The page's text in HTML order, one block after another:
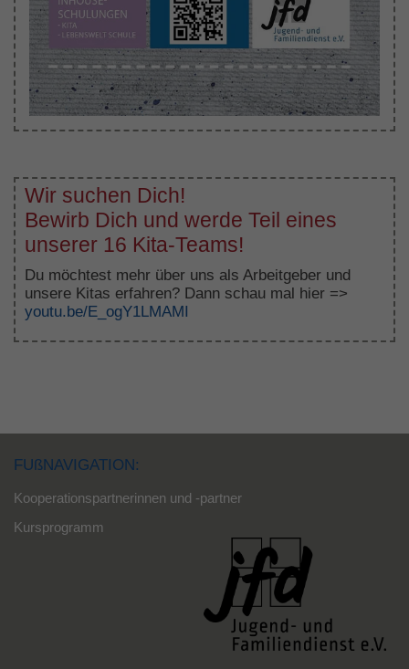
Wir suchen Dich!
Bewirb Dich und werde Teil eines
unserer 16 Kita-Teams!
Du möchtest mehr über uns als Arbeitgeber und
unsere Kitas erfahren? Dann schau mal hier =>
youtu.be/E_ogY1LMAMI
FUßNAVIGATION:
Kooperationspartnerinnen und -partner
Kursprogramm